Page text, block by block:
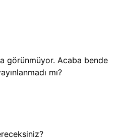
görünmüyor. Acaba bende
mı?